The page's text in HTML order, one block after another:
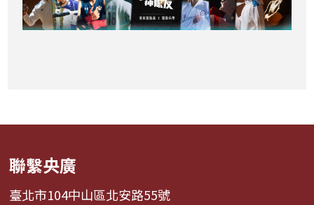
聯繫央廣
臺北市104中山區北安路55號